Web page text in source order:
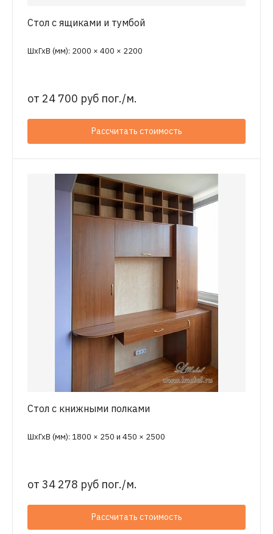
Стол с ящиками и тумбой
ШхГхВ (мм): 2000 × 400 × 2200
от 24 700 руб пог./м.
Рассчитать стоимость
Стол с книжными полками
ШхГхВ (мм): 1800 × 250 и 450 × 2500
от 34 278 руб пог./м.
Рассчитать стоимость